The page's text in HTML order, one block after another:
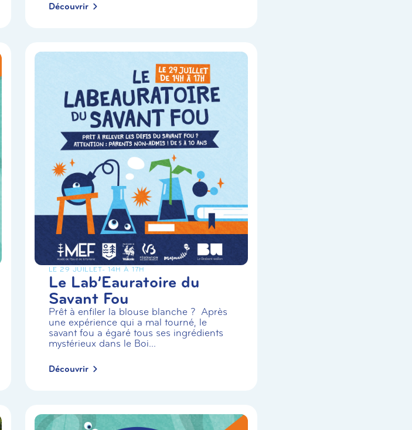
Découvrir
LE 29 JUILLET- 14H À 17H
Le Lab’Eauratoire du
Savant Fou
Prêt à enfiler la blouse blanche ? Après
une expérience qui a mal tourné, le
savant fou a égaré tous ses ingrédients
mystérieux dans le Boi...
Découvrir